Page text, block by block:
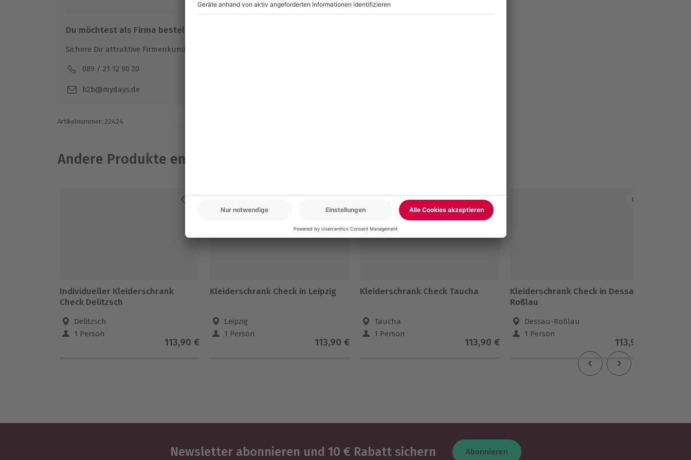
und eine neue Perspektive auf Deinen Look. Hol Dir Tipps
vom Profi bei der Typberatung Kleidung in Eilenburg!
Du möchtest als Firma bestellen?
Sichere Dir attraktive Firmenkunden Vorteile.
089 / 21 12 90 20
b2b@mydays.de
Artikelnummer: 22424
Andere Produkte entdecken
Individueller Kleiderschrank
Check Delitzsch
Delitzsch
1 Person
113,90 €
Kleiderschrank Check in Leipzig
Leipzig
1 Person
113,90 €
Kleiderschrank Check Taucha
Taucha
1 Person
113,90 €
Kleiderschrank Check in Dessau-
Roßlau
Dessau-Roßlau
1 Person
113,90 €
Newsletter abonnieren und 10 € Rabatt sichern Abonnieren